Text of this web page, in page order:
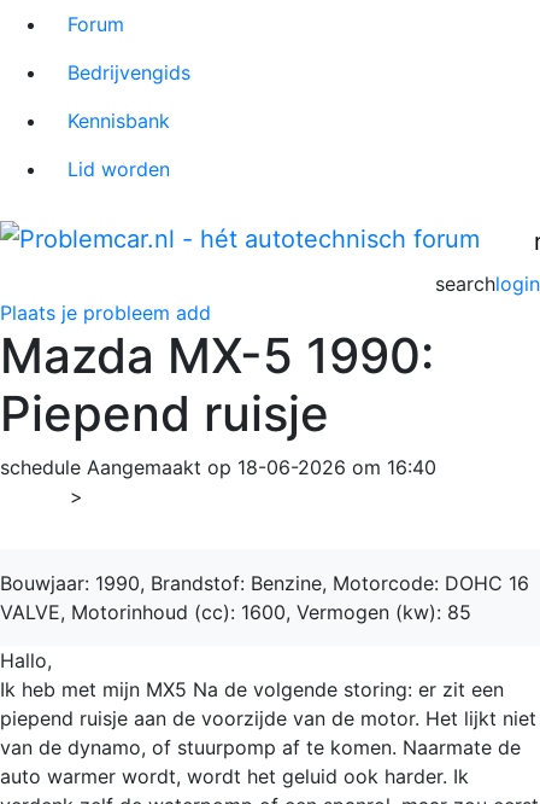
Forum
Bedrijvengids
Kennisbank
Lid worden
login
search
Plaats je probleem add
Mazda MX-5 1990:
Piepend ruisje
schedule Aangemaakt op 18-06-2026 om 16:40
>
Bouwjaar: 1990, Brandstof: Benzine, Motorcode: DOHC 16
VALVE, Motorinhoud (cc): 1600, Vermogen (kw): 85
Hallo,
Ik heb met mijn MX5 Na de volgende storing: er zit een
piepend ruisje aan de voorzijde van de motor. Het lijkt niet
van de dynamo, of stuurpomp af te komen. Naarmate de
auto warmer wordt, wordt het geluid ook harder. Ik